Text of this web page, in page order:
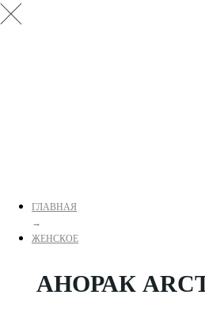
ГЛАВНАЯ
→
ЖЕНСКОЕ
АНОРАК